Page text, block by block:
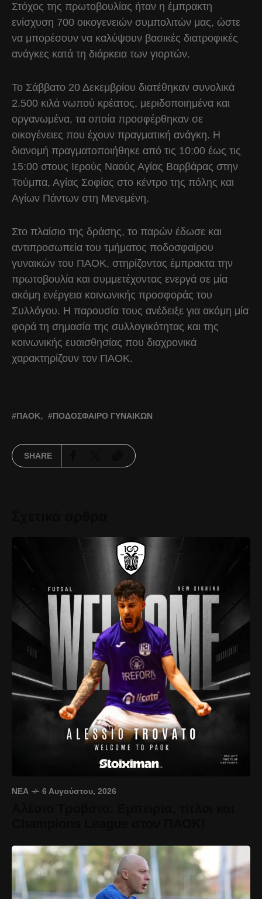
Στόχος της πρωτοβουλίας ήταν η έμπρακτη
ενίσχυση 700 οικογενειών συμπολιτών μας, ώστε
να μπορέσουν να καλύψουν βασικές διατροφικές
ανάγκες κατά τη διάρκεια των γιορτών.
Το Σάββατο 20 Δεκεμβρίου διατέθηκαν συνολικά
2.500 κιλά νωπού κρέατος, μεριδοποιημένα και
οργανωμένα, τα οποία προσφέρθηκαν σε
οικογένειες που έχουν πραγματική ανάγκη. Η
διανομή πραγματοποιήθηκε από τις 10:00 έως τις
15:00 στους Ιερούς Ναούς Αγίας Βαρβάρας στην
Τούμπα, Αγίας Σοφίας στο κέντρο της πόλης και
Αγίων Πάντων στη Μενεμένη.
Στο πλαίσιο της δράσης, το παρών έδωσε και
αντιπροσωπεία του τμήματος ποδοσφαίρου
γυναικών του ΠΑΟΚ, στηρίζοντας έμπρακτα την
πρωτοβουλία και συμμετέχοντας ενεργά σε μία
ακόμη ενέργεια κοινωνικής προσφοράς του
Συλλόγου. Η παρουσία τους ανέδειξε για ακόμη μία
φορά τη σημασία της συλλογικότητας και της
κοινωνικής ευαισθησίας που διαχρονικά
χαρακτηρίζουν τον ΠΑΟΚ.
ΠΑΟΚ ΠΟΔΌΣΦΑΙΡΟ ΓΥΝΑΙΚΏΝ
SHARE
ΝΈΑ 6 Αυγούστου, 2026